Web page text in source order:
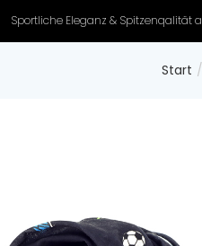
Sportliche Eleganz & Spitzenqalität
Start